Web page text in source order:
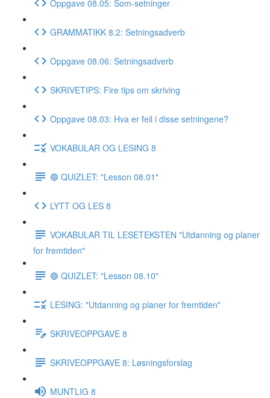
Oppgave 08.05: Som-setninger
GRAMMATIKK 8.2: Setningsadverb
Oppgave 08.06: Setningsadverb
SKRIVETIPS: Fire tips om skriving
Oppgave 08.03: Hva er feil i disse setningene?
VOKABULAR OG LESING 8
🔵 QUIZLET: "Lesson 08.01"
LYTT OG LES 8
VOKABULAR TIL LESETEKSTEN "Utdanning og planer
for fremtiden"
🔵 QUIZLET: "Lesson 08.10"
LESING: "Utdanning og planer for fremtiden"
SKRIVEOPPGAVE 8
SKRIVEOPPGAVE 8: Løsningsforslag
MUNTLIG 8